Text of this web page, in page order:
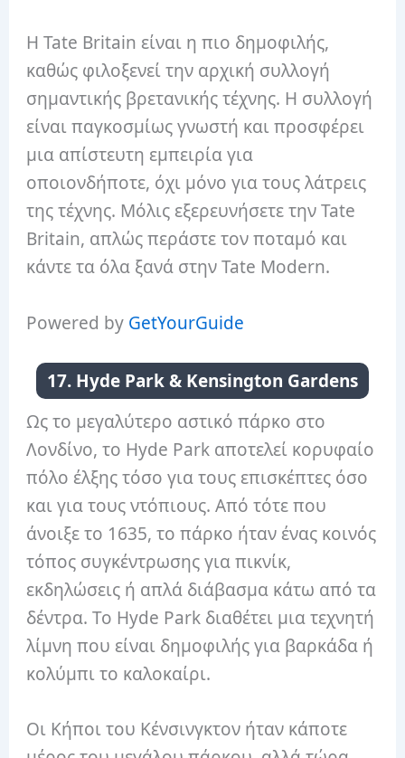
Η Tate Britain είναι η πιο δημοφιλής,
καθώς φιλοξενεί την αρχική συλλογή
σημαντικής βρετανικής τέχνης. Η συλλογή
είναι παγκοσμίως γνωστή και προσφέρει
μια απίστευτη εμπειρία για
οποιονδήποτε, όχι μόνο για τους λάτρεις
της τέχνης. Μόλις εξερευνήσετε την Tate
Britain, απλώς περάστε τον ποταμό και
κάντε τα όλα ξανά στην Tate Modern.
Powered by GetYourGuide
17. Hyde Park & ​​Kensington Gardens
Ως το μεγαλύτερο αστικό πάρκο στο
Λονδίνο, το Hyde Park αποτελεί κορυφαίο
πόλο έλξης τόσο για τους επισκέπτες όσο
και για τους ντόπιους. Από τότε που
άνοιξε το 1635, το πάρκο ήταν ένας κοινός
τόπος συγκέντρωσης για πικνίκ,
εκδηλώσεις ή απλά διάβασμα κάτω από τα
δέντρα. Το Hyde Park διαθέτει μια τεχνητή
λίμνη που είναι δημοφιλής για βαρκάδα ή
κολύμπι το καλοκαίρι.
Οι Κήποι του Κένσινγκτον ήταν κάποτε